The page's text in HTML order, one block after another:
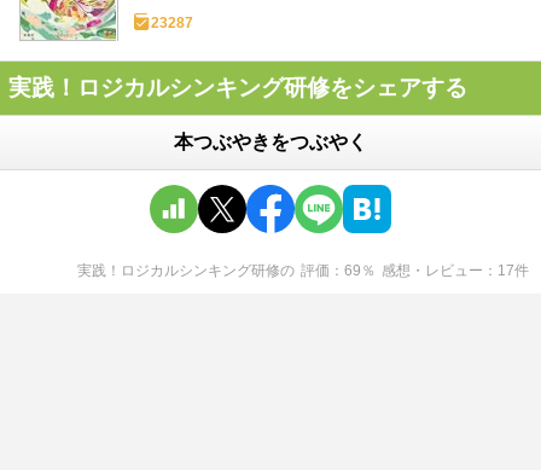
23287
実践！ロジカルシンキング研修をシェアする
本つぶやきをつぶやく
実践！ロジカルシンキング研修の 評価 69 ％ 感想・レビュー 17件